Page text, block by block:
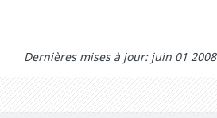
Dernières mises à jour: juin 01 2008